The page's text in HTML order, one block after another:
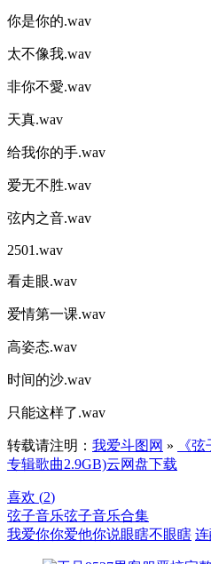
你是你的.wav
太不像我.wav
非你不愛.wav
天真.wav
给我你的手.wav
爱无不胜.wav
弦内之音.wav
2501.wav
看走眼.wav
爱情第一课.wav
高姿态.wav
时间的沙.wav
只能这样了.wav
转载请注明： 我爱斗图网 »
《
专辑歌曲2.9GB)云网盘下载
喜欢 (2)
弦子音乐弦子音乐合集
我爱你你爱他你说眼瞎不眼瞎